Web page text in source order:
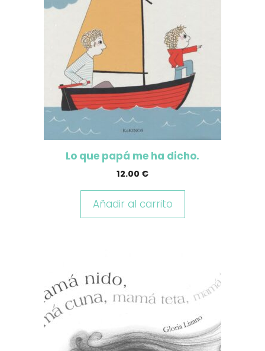
Lo que papá me ha dicho.
12.00 €
Añadir al carrito